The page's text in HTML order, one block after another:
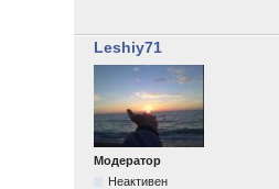
Leshiy71
Модератор
Неактивен